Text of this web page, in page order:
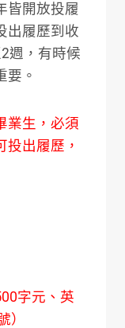
皆開放投履
出履歷到收
週，有時候
要。
業生，必須
出履歷，
字元、英
）